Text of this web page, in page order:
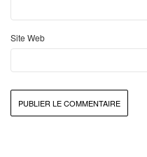
Site Web